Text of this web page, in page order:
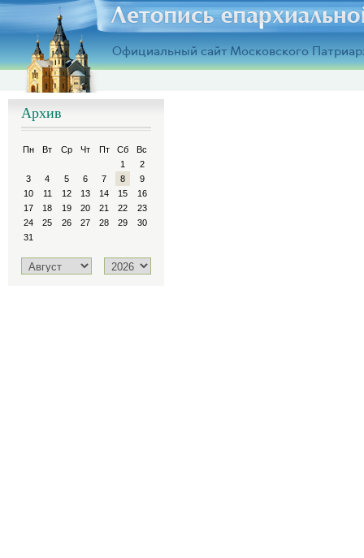
Официальный сайт Московского
Архив
Пн Вт Ср Чт Пт Сб
Вс
1
2
3
4 5 6 7 8
9
10
11 12 13 14 15
16
17
18 19 20 21 22
23
24
25 26 27 28 29
30
31